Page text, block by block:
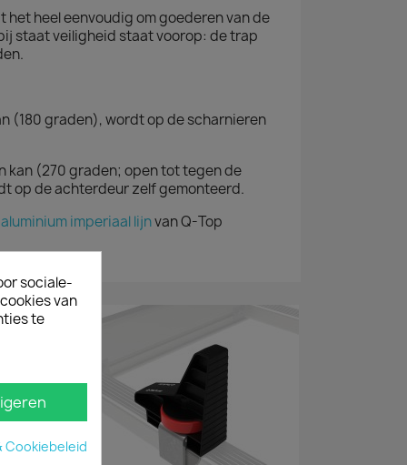
het heel eenvoudig om goederen van de
staat veiligheid staat voorop: de trap
(180 graden), wordt op de scharnieren
kan (270 graden; open tot tegen de
op de achterdeur zelf gemonteerd.
aluminium imperiaal lijnvan Q-Top
sociale-
van
te
Cookiebeleid